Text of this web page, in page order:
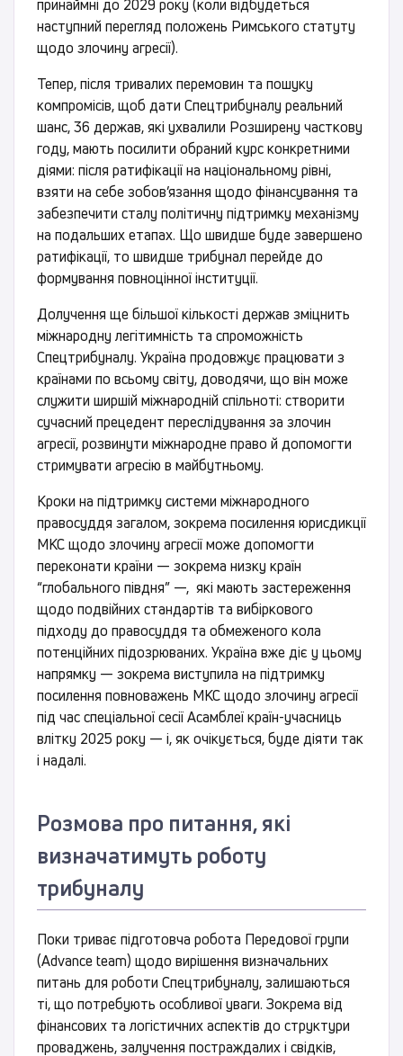
принаймні до 2029 року (коли відбудеться
наступний перегляд положень Римського статуту
щодо злочину агресії).
Тепер, після тривалих перемовин та пошуку
компромісів, щоб дати Спецтрибуналу реальний
шанс, 36 держав, які ухвалили Розширену часткову
году, мають посилити обраний курс конкретними
діями: після ратифікації на національному рівні,
взяти на себе зобов’язання щодо фінансування та
забезпечити сталу політичну підтримку механізму
на подальших етапах. Що швидше буде завершено
ратифікації, то швидше трибунал перейде до
формування повноцінної інституції.
Долучення ще більшої кількості держав зміцнить
міжнародну легітимність та спроможність
Спецтрибуналу. Україна продовжує працювати з
країнами по всьому світу, доводячи, що він може
служити ширшій міжнародній спільноті: створити
сучасний прецедент переслідування за злочин
агресії, розвинути міжнародне право й допомогти
стримувати агресію в майбутньому.
Кроки на підтримку системи міжнародного
правосуддя загалом, зокрема посилення юрисдикції
МКС щодо злочину агресії може допомогти
переконати країни — зокрема низку країн
“глобального півдня” —, які мають застереження
щодо подвійних стандартів та вибіркового
підходу до правосуддя та обмеженого кола
потенційних підозрюваних. Україна вже діє у цьому
напрямку — зокрема виступила на підтримку
посилення повноважень МКС щодо злочину агресії
під час спеціальної сесії Асамблеї країн-учасниць
влітку 2025 року — і, як очікується, буде діяти так
і надалі.
Розмова про питання, які
визначатимуть роботу
трибуналу
Поки триває підготовча робота Передової групи
(Advance team) щодо вирішення визначальних
питань для роботи Спецтрибуналу, залишаються
ті, що потребують особливої уваги. Зокрема від
фінансових та логістичних аспектів до структури
проваджень, залучення постраждалих і свідків,